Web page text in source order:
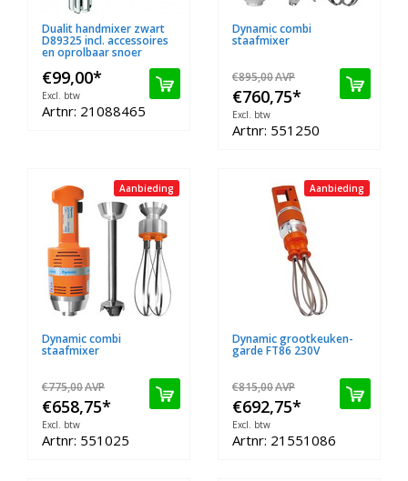
Dualit handmixer zwart
D89325 incl. accessoires
en oprolbaar snoer
€99,00*
Excl. btw
Artnr: 21088465
Dynamic combi
staafmixer
€895,00AVP
€760,75*
Excl. btw
Artnr: 551250
Aanbieding
Dynamic combi
staafmixer
€775,00AVP
€658,75*
Excl. btw
Artnr: 551025
Aanbieding
Dynamic grootkeuken-
garde FT86 230V
€815,00AVP
€692,75*
Excl. btw
Artnr: 21551086